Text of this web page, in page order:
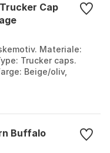
Cap
Materiale:
Trucker caps.
Beige/oliv,
Buffalo